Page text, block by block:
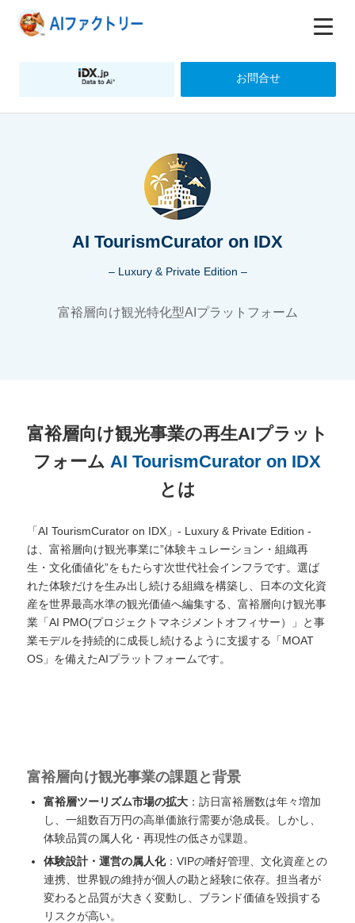
お問合せ
AI TourismCurator on IDX
– Luxury & Private Edition –
富裕層向け観光特化型AIプラットフォーム
富裕層向け観光事業の再生AIプラット
フォームAI TourismCurator on IDX
とは
「AI TourismCurator on IDX」- Luxury & Private Edition -
は、富裕層向け観光事業に”体験キュレーション・組織再
生・文化価値化”をもたらす次世代社会インフラです。選ば
れた体験だけを生み出し続ける組織を構築し、日本の文化資
産を世界最高水準の観光価値へ編集する、富裕層向け観光事
業「AI PMO(プロジェクトマネジメントオフィサー）」と事
業モデルを持続的に成長し続けるように支援する「MOAT
OS」を備えたAIプラットフォームです。
富裕層向け観光事業の課題と背景
富裕層ツーリズム市場の拡大：訪日富裕層数は年々増加
し、一組数百万円の高単価旅行需要が急成長。しかし、
体験品質の属人化・再現性の低さが課題。
体験設計・運営の属人化：VIPの嗜好管理、文化資産との
連携、世界観の維持が個人の勘と経験に依存。担当者が
変わると品質が大きく変動し、ブランド価値を毀損する
リスクが高い。